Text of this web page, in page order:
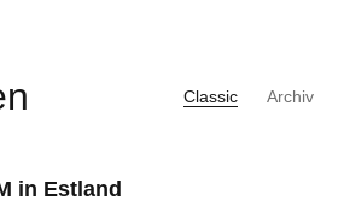
Classic Archiv
in Estland